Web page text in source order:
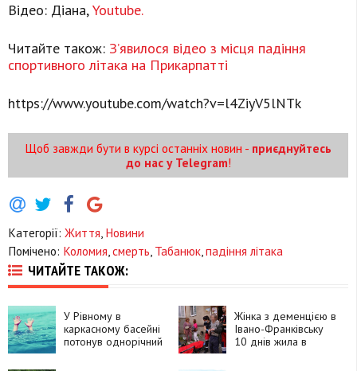
Відео: Діана,Youtube.
Читайте також: З’явилося відео з місця падіння
спортивного літака на Прикарпатті
https://www.youtube.com/watch?v=l4ZiyV5lNTk
Щоб завжди бути в курсі останніх новин - приєднуйтесь
до нас у Telegram!
Категорії: Життя Новини
Помічено: Коломия смерть Табанюк падіння літака
ЧИТАЙТЕ ТАКОЖ:
У Рівному в
каркасному басейні
потонув однорічний
Жінка з деменцією в
Івано-Франківську
10 днів жила в